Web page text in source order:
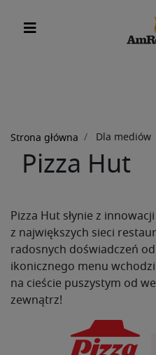
nawigacyjna
Strona główna Dla mediów
Pizza Hut
Pizza Hut słynie z
z największych sieci
radosnych doświadczeń
ikonicznego menu
na cieście puszystym od
zewnątrz!